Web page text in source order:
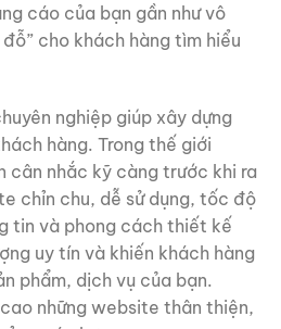
cáo của bạn gần như vô
cho khách hàng tìm hiểu
nghiệp giúp xây dựng
hàng. Trong thế giới
cân nhắc kỹ càng trước khi ra
chỉn chu, dễ sử dụng, tốc độ
tin và phong cách thiết kế
uy tín và khiến khách hàng
phẩm, dịch vụ của bạn.
những website thân thiện,